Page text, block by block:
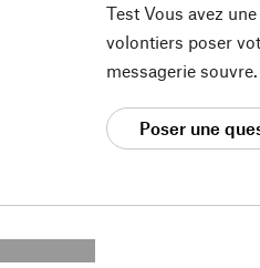
Test Vous avez
volontiers poser
messagerie souvre.
Poser une